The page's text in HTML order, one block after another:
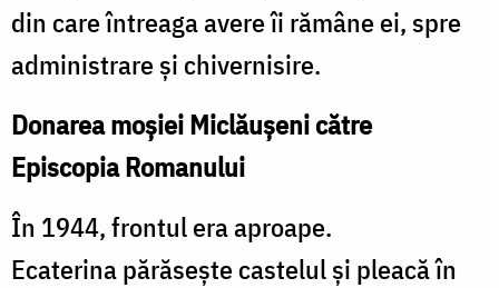
din care întreaga avere îi rămâne ei, spre
administrare și chivernisire.
Donarea moșiei Miclăușeni către
Episcopia Romanului
În 1944, frontul era aproape.
Ecaterina părăsește castelul și pleacă în